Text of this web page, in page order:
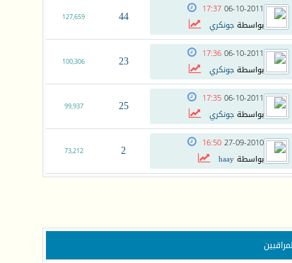
06-10-2011
17:37
بواسطةجونكري 44
127,659
06-10-2011
17:36
بواسطةجونكري 23
100,306
06-10-2011
17:35
بواسطةجونكري 25
99,937
27-09-2010
16:50
بواسطةhaay
2
73,212